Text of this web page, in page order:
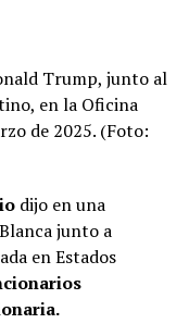
Trump, junto al
en la Oficina
de 2025. (Foto:
dijo en una
junto a
en Estados